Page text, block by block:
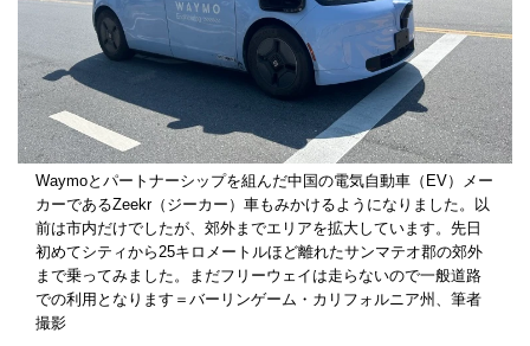
Waymoとパートナーシップを組んだ中国の電気自動車（EV）メー
カーであるZeekr（ジーカー）車もみかけるようになりました。以
前は市内だけでしたが、郊外までエリアを拡大しています。先日
初めてシティから25キロメートルほど離れたサンマテオ郡の郊外
まで乗ってみました。まだフリーウェイは走らないので一般道路
での利用となります＝バーリンゲーム・カリフォルニア州、筆者
撮影